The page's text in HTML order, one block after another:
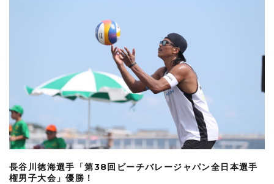
長谷川徳海選手「第38回ビーチバレージャパン全日本選手
権男子大会」優勝！